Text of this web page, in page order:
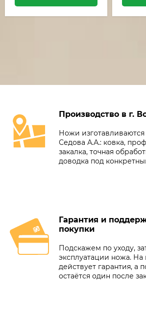
Производство в г.
Ножи
Седова А.А.: ковка,
закалка, точная
доводка под
Гарантия и
покупки
Подскажем по уходу,
эксплуатации ножа. На
действует гарантия, а
остаётся один после